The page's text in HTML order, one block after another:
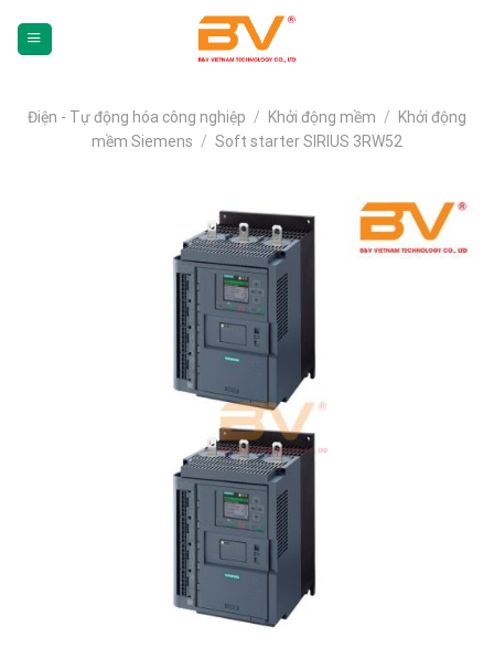
dịch)Điện - Tự động hóa công nghiệp / Khởi động mềm /
Khởi động
mềm Siemens / Soft starter SIRIUS 3RW52